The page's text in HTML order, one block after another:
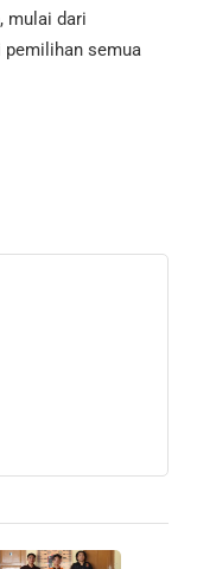
mulai dari
pemilihan semua